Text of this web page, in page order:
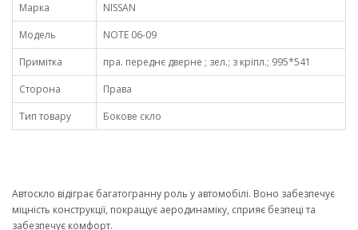
Марка
NISSAN
Модель
NOTE 06-09
Примітка
пра. переднє дверне ; зел.; з кріпл.; 995*541
Сторона
Права
Тип товару
Бокове скло
Автоскло відіграє багатогранну роль у автомобілі. Воно забезпечує
міцність конструкції, покращує аеродинаміку, сприяє безпеці та
забезпечує комфорт.